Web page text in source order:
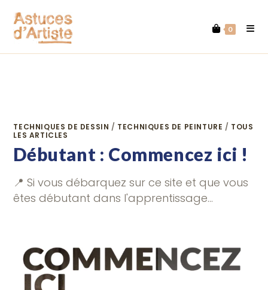
content
0
TECHNIQUES DE DESSIN / TECHNIQUES DE PEINTURE / TOUS
LES ARTICLES
Débutant : Commencez ici !
📍 Si vous débarquez sur ce site et que vous
êtes débutant dans l'apprentissage…
COMMENCEZ
ICI
!